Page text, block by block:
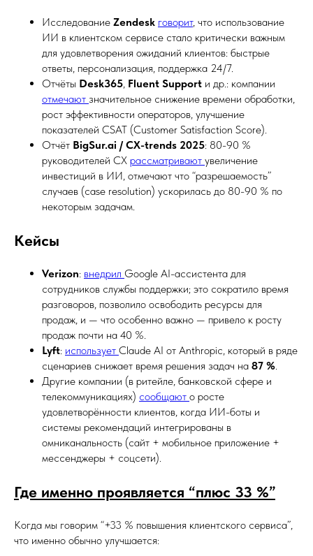
Исследование Zendesk говорит, что использование
ИИ в клиентском сервисе стало критически важным
для удовлетворения ожиданий клиентов: быстрые
ответы, персонализация, поддержка 24/7.
Отчёты Desk365, Fluent Support и др.: компании
отмечают значительное снижение времени обработки,
рост эффективности операторов, улучшение
показателей CSAT (Customer Satisfaction Score).
Отчёт BigSur.ai / CX-trends 2025: 80-90 %
руководителей CX рассматривают увеличение
инвестиций в ИИ, отмечают что “разрешаемость”
случаев (case resolution) ускорилась до 80-90 % по
некоторым задачам.
Кейсы
Verizon: внедрил Google AI-ассистента для
сотрудников службы поддержки; это сократило время
разговоров, позволило освободить ресурсы для
продаж, и — что особенно важно — привело к росту
продаж почти на 40 %.
Lyft: использует Claude AI от Anthropic, который в ряде
сценариев снижает время решения задач на 87 %.
Другие компании (в ритейле, банковской сфере и
телекоммуникациях) сообщают о росте
удовлетворённости клиентов, когда ИИ-боты и
системы рекомендаций интегрированы в
омниканальность (сайт + мобильное приложение +
мессенджеры + соцсети).
Где именно проявляется “плюс 33 %”
Когда мы говорим “+33 % повышения клиентского сервиса”,
что именно обычно улучшается: